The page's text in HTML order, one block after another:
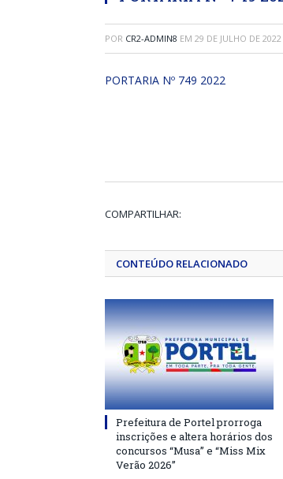
POR CR2-ADMIN8 EM 29 DE JULHO DE 2022
PORTARIA Nº 749 2022
COMPARTILHAR:
CONTEÚDO RELACIONADO
Prefeitura de Portel prorroga
inscrições e altera horários dos
concursos “Musa” e “Miss Mix
Verão 2026”